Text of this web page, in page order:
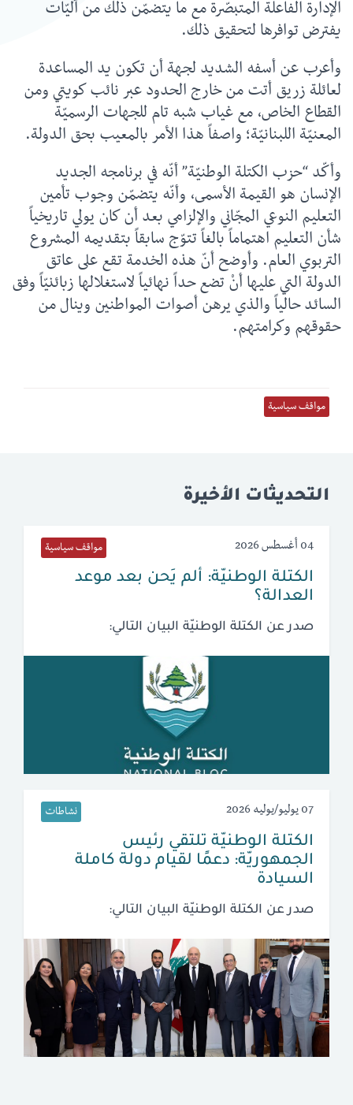
الإدارة الفاعلة المتبصّرة مع ما يتضمّن ذلك من آليّات
يفترض توافرها لتحقيق ذلك.
وأعرب عن أسفه الشديد لجهة أن تكون يد المساعدة
لعائلة زريق أتت من خارج الحدود عبر نائب كويتي ومن
القطاع الخاص، مع غياب شبه تام للجهات الرسميّة
المعنيّة اللبنانيّة؛ واصفاً هذا الأمر بالمعيب بحق الدولة.
وأكّد “حزب الكتلة الوطنيّة” أنّه في برنامجه الجديد
الإنسان هو القيمة الأسمى، وأنّه يتضمّن وجوب تأمين
التعليم النوعي المجّاني والإلزامي بعد أن كان يولي تاريخياً
شأن التعليم اهتماماً بالغاً تتوّج سابقاً بتقديمه المشروع
التربوي العام. وأوضح أنّ هذه الخدمة تقع على عاتق
الدولة التي عليها أنْ تضع حداً نهائياً لاستغلالها زبائنيّاً وفق
السائد حالياً والذي يرهن أصوات المواطنين وينال من
حقوقهم وكرامتهم.
مواقف سياسية
التحديثات الأخيرة
04 أغسطس 2026 مواقف سياسية
الكتلة الوطنيّة: ألم يَحن بعد موعد
العدالة؟
صدر عن الكتلة الوطنيّة البيان التالي:
07 يوليو/يوليه 2026 نشاطات
الكتلة الوطنيّة تلتقي رئيس
الجمهوريّة: دعمًا لقيام دولة كاملة
السيادة
صدر عن الكتلة الوطنيّة البيان التالي: